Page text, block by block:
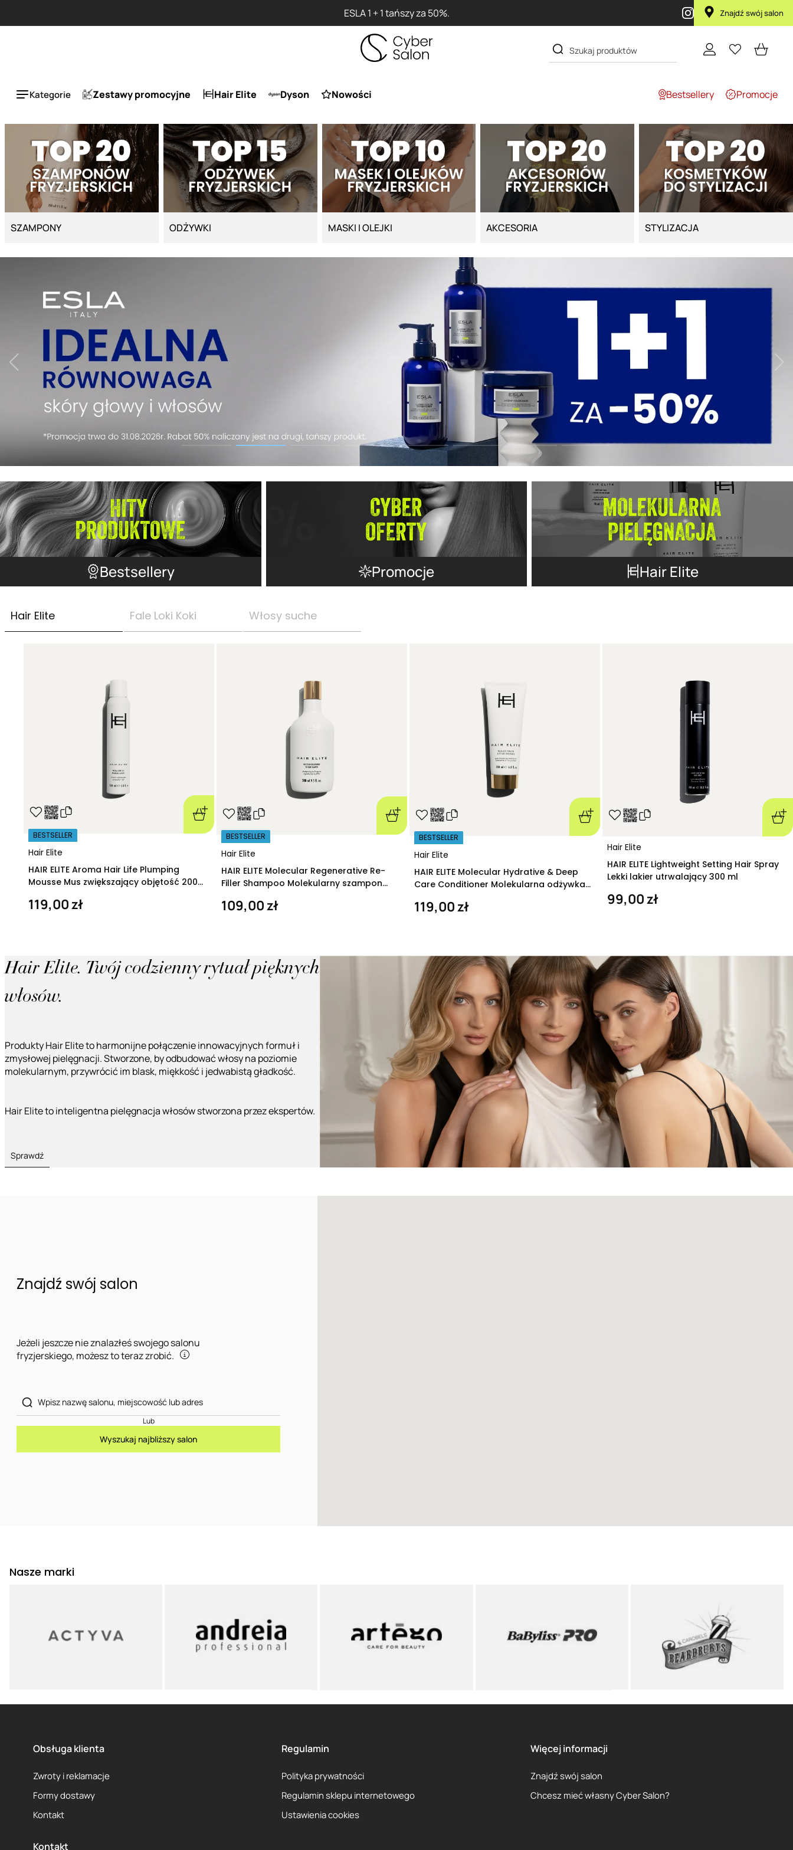
ESLA 1 + 1 tańszy za 50%. Znajdź swój salon
Kategorie Zestawy promocyjne Hair Elite Dyson Nowości Bestsellery Promocje
SZAMPONY ODŻYWKI MASKI I OLEJKI AKCESORIA STYLIZACJA
Bestsellery Promocje Hair Elite
Hair Elite Fale Loki Koki Włosy suche
Hair Elite
BESTSELLER
HAIR ELITE Aroma Hair Life Plumping
Mousse Mus zwiększający objętość 200
119,00 zł
Hair Elite
BESTSELLER
HAIR ELITE Molecular Regenerative Re-
Filler Shampoo Molekularny szampon
109,00 zł
Hair Elite
BESTSELLER
HAIR ELITE Molecular Hydrative & Deep
Care Conditioner Molekularna odżywka
119,00 zł
Hair Elite
HAIR ELITE Lightweight Setting Hair Spray
Lekki lakier utrwalający 300 ml
99,00 zł
Hair Elite. Twój codzienny rytuał pięknych
włosów.
Produkty Hair Elite to harmonijne połączenie innowacyjnych formuł i
zmysłowej pielęgnacji. Stworzone, by odbudować włosy na poziomie
molekularnym, przywrócić im blask, miękkość i jedwabistą gładkość.
Hair Elite to inteligentna pielęgnacja włosów stworzona przez ekspertów.
Sprawdź
Znajdź swój salon
Jeżeli jeszcze nie znalazłeś swojego salonu
fryzjerskiego, możesz to teraz zrobić.
Lub
Wyszukaj najbliższy salon
Nasze marki
Obsługa klienta
Zwroty i reklamacje
Formy dostawy
Kontakt
Regulamin
Polityka prywatności
Regulamin sklepu internetowego
Ustawienia cookies
Więcej informacji
Znajdź swój salon
Chcesz mieć własny Cyber Salon?
Kontakt